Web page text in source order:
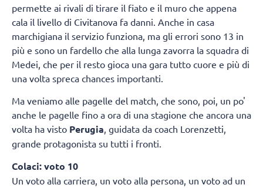
permette ai rivali di tirare il fiato e il muro che appena
cala il livello di Civitanova fa danni. Anche in casa
marchigiana il servizio funziona, ma gli errori sono 13 in
più e sono un fardello che alla lunga zavorra la squadra di
Medei, che per il resto gioca una gara tutto cuore e più di
una volta spreca chances importanti.
Ma veniamo alle pagelle del match, che sono, poi, un po'
anche le pagelle fino a ora di una stagione che ancora una
volta ha visto Perugia , guidata da coach Lorenzetti,
grande protagonista su tutti i fronti.
Colaci: voto 10
Un voto alla carriera, un voto alla persona, un voto ad un